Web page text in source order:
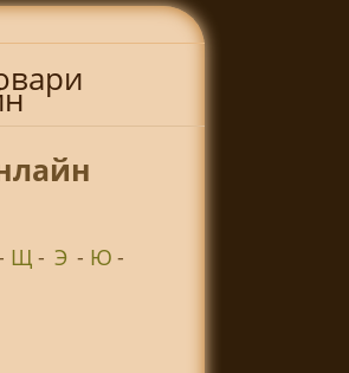
Щ- Э - Ю-